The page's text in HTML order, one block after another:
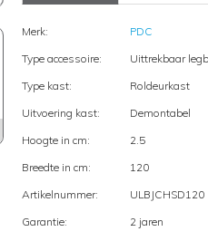
Merk:
PDC
Type accessoire:
Uittrekbaar
Type kast:
Roldeurkast
Uitvoering kast:
Demontabel
Hoogte in cm:
2.5
Breedte in cm:
120
Artikelnummer:
ULBJCHSD120
Garantie:
2 jaren